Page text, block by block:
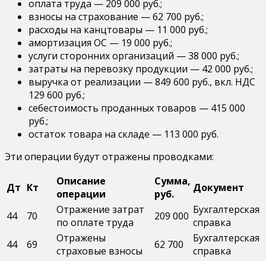
оплата труда — 209 000 руб.;
взносы на страхование — 62 700 руб.;
расходы на канцтовары — 11 000 руб.;
амортизация ОС — 19 000 руб.;
услуги сторонних организаций — 38 000 руб.;
затраты на перевозку продукции — 42 000 руб.;
выручка от реализации — 849 600 руб., вкл. НДС
129 600 руб.;
себестоимость проданных товаров — 415 000
руб.;
остаток товара на складе — 113 000 руб.
Эти операции будут отражены проводками:
Дт Кт
Описание
операции
Сумма,
руб.
Документ
44 70
Отражение затрат
по оплате труда
209 000 Бухгалтерская
справка
44
69
Отражены
страховые взносы
62 700
Бухгалтерская
справка